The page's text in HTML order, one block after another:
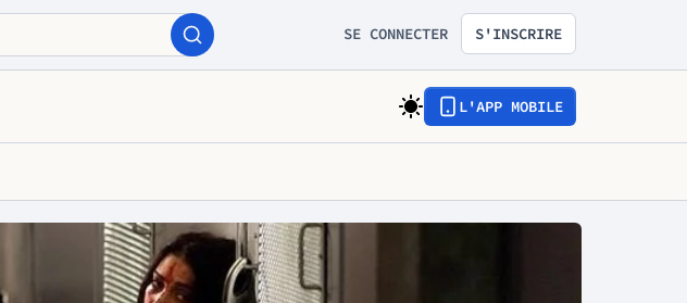
SE CONNECTER S'INSCRIRE
L'APP MOBILE